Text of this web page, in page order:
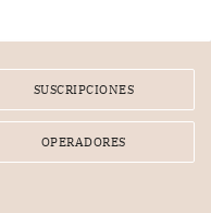
SUSCRIPCIONES
OPERADORES